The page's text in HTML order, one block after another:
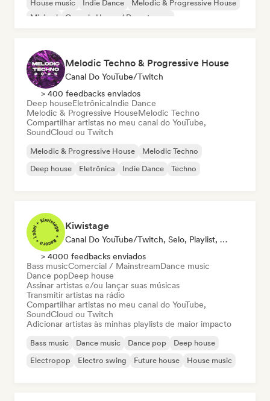
House music
Indie Dance
Melodic & Progressive House
Minimal
Organic House / Downtempo
Melodic Techno & Progressive House
Canal Do YouTube/Twitch
> 400 feedbacks enviados
Deep houseEletrônicaIndie Dance
Melodic & Progressive HouseMelodic Techno
Compartilhar artistas no meu canal do YouTube,
SoundCloud ou Twitch
Melodic & Progressive House
Melodic Techno
Deep house
Eletrônica Indie Dance Techno
Kiwistage
Canal Do YouTube/Twitch, Selo, Playlist, Rádio
> 4000 feedbacks enviados
Bass musicComercial / MainstreamDance music
Dance popDeep house
Assinar artistas e/ou lançar suas músicas
Transmitir artistas na rádio
Compartilhar artistas no meu canal do YouTube,
SoundCloud ou Twitch
Adicionar artistas às minhas playlists de maior impacto
Bass music Dance music Dance pop
Deep house
Electropop
Electro swing Future house House music